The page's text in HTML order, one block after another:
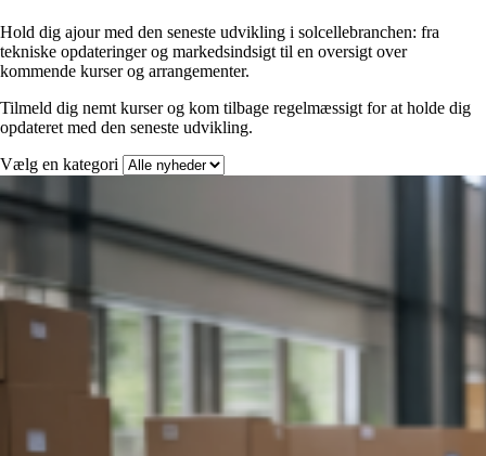
Hold dig ajour med den seneste udvikling i solcellebranchen: fra
tekniske opdateringer og markedsindsigt til en oversigt over
kommende kurser og arrangementer.
Tilmeld dig nemt kurser og kom tilbage regelmæssigt for at holde dig
opdateret med den seneste udvikling.
Vælg en kategori